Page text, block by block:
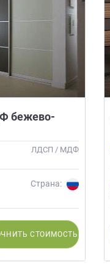
бежево-
ЛДСП / МДФ
Страна:
СТОИМОСТЬ